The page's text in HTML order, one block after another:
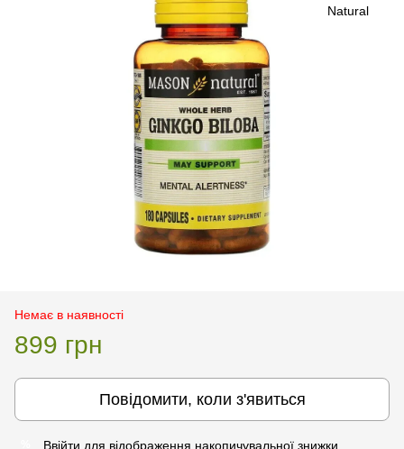
Немає в наявності
899 грн
Повідомити, коли з'явиться
Ввійти для відображення накопичувальної знижки